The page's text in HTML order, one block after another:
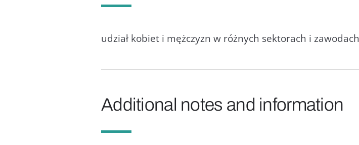
udział kobiet i mężczyzn w różnych sektorach i zawodach
Additional notes and information